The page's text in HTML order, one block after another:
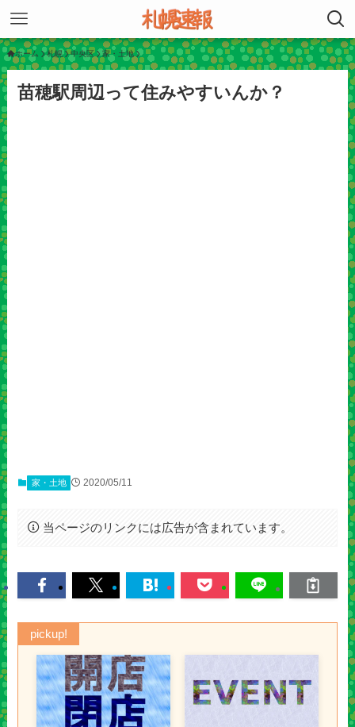
ホーム 札幌 中央区 家・土地
苗穂駅周辺って住みやすいんか？
家・土地 2020/05/11
当ページのリンクには広告が含まれています。
pickup!